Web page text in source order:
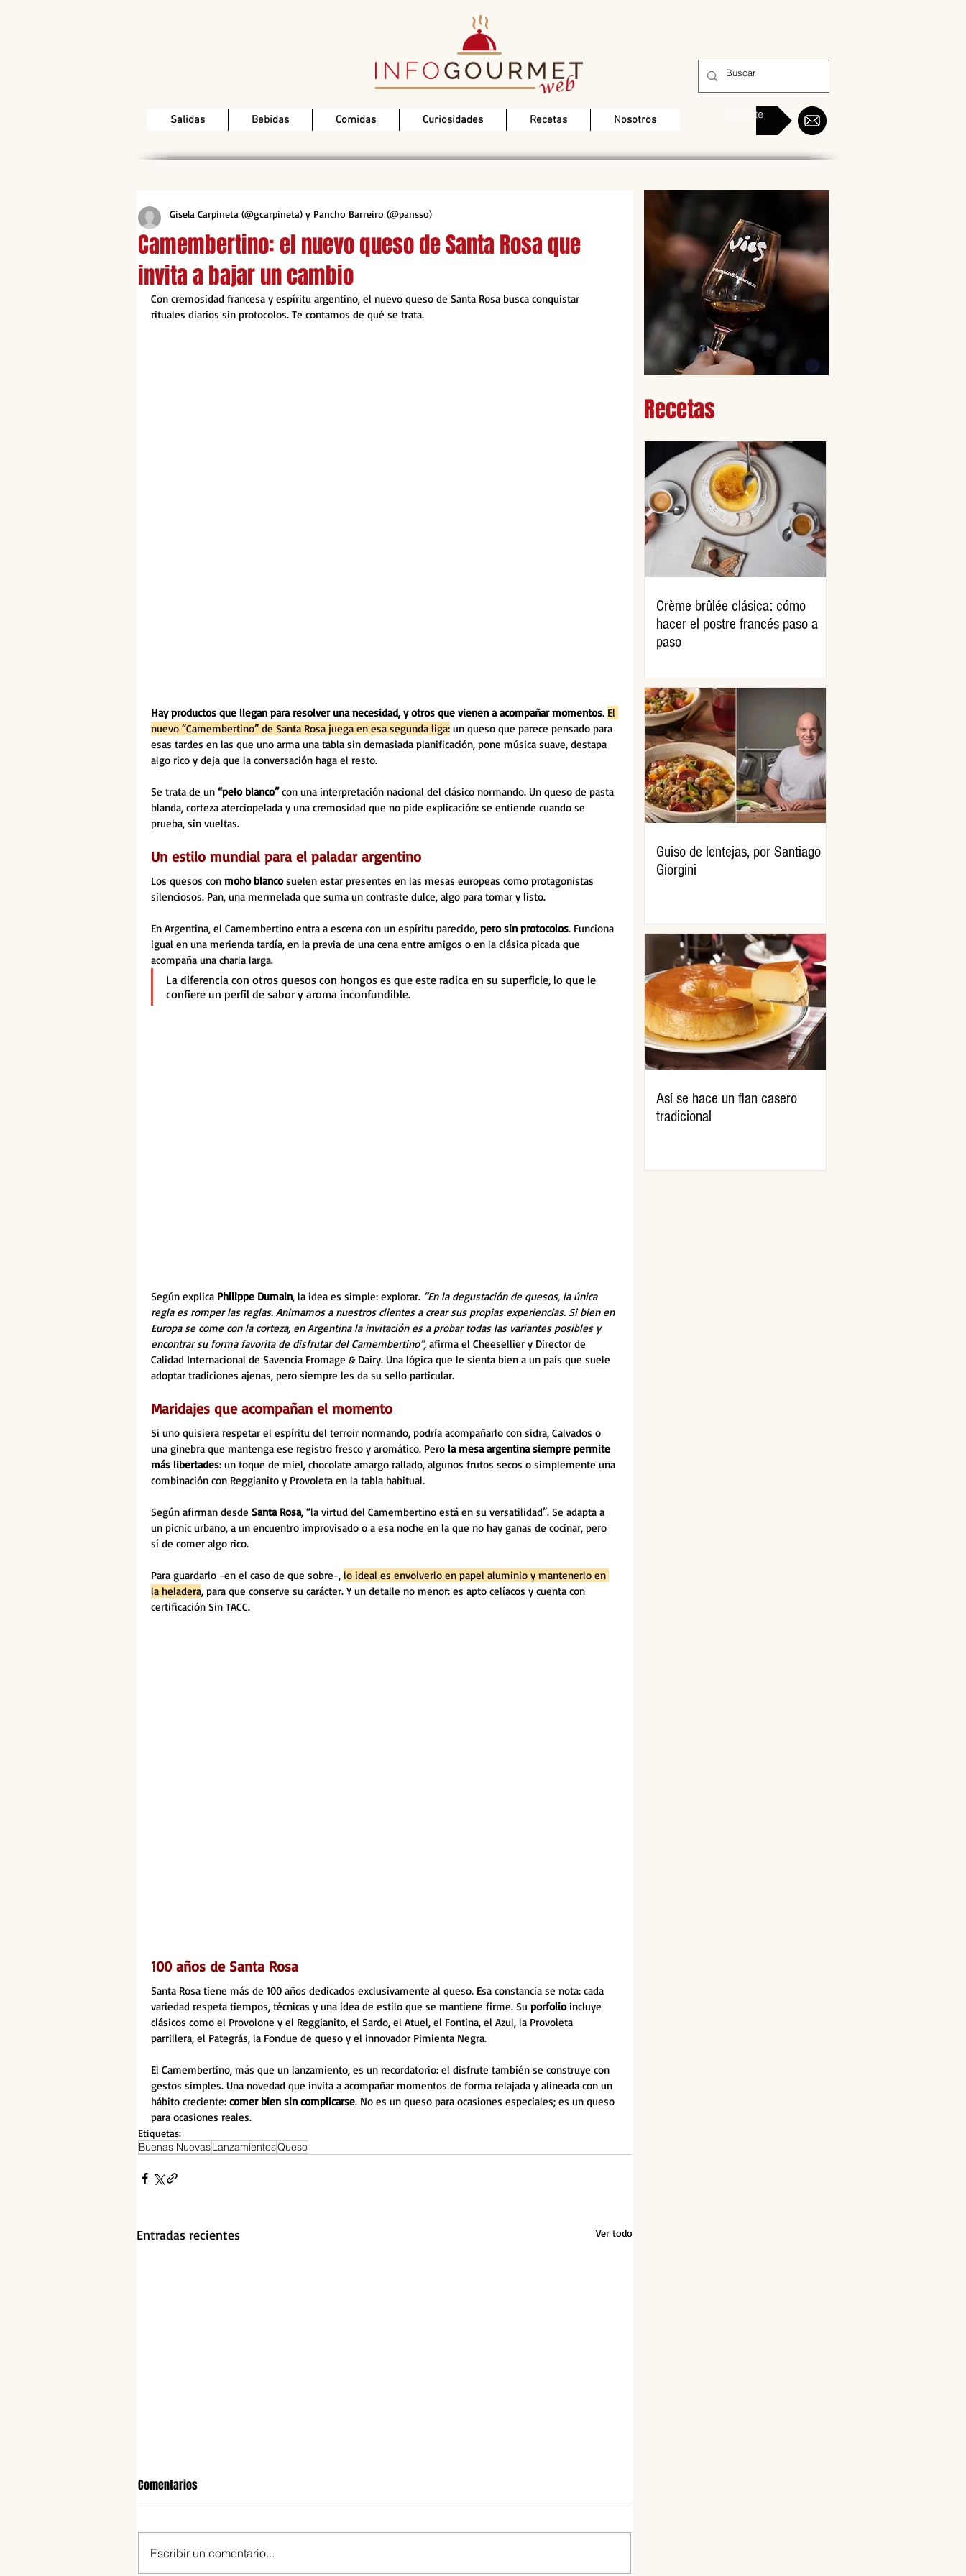
Salidas Bebidas Comidas Curiosidades Recetas Nosotros Sumate
Camembertino: el nuevo queso de Santa Rosa que
invita a bajar un cambio
Gisela Carpineta (@gcarpineta) y Pancho Barreiro (@pansso)
Con cremosidad francesa y espíritu argentino, el nuevo queso de Santa Rosa busca conquistar
rituales diarios sin protocolos. Te contamos de qué se trata.
Hay productos que llegan para resolver una necesidad, y otros que vienen a acompañar momentos. El
nuevo “Camembertino” de Santa Rosa juega en esa segunda liga: un queso que parece pensado para
esas tardes en las que uno arma una tabla sin demasiada planificación, pone música suave, destapa
algo rico y deja que la conversación haga el resto.
Se trata de un “pelo blanco” con una interpretación nacional del clásico normando. Un queso de pasta
blanda, corteza aterciopelada y una cremosidad que no pide explicación: se entiende cuando se
prueba, sin vueltas.
Un estilo mundial para el paladar argentino
Los quesos con moho blanco suelen estar presentes en las mesas europeas como protagonistas
silenciosos. Pan, una mermelada que suma un contraste dulce, algo para tomar y listo.
En Argentina, el Camembertino entra a escena con un espíritu parecido, pero sin protocolos. Funciona
igual en una merienda tardía, en la previa de una cena entre amigos o en la clásica picada que
acompaña una charla larga.
La diferencia con otros quesos con hongos es que este radica en su superficie, lo que le
confiere un perfil de sabor y aroma inconfundible.
Según explica Philippe Dumain, la idea es simple: explorar. “En la degustación de quesos, la única
regla es romper las reglas. Animamos a nuestros clientes a crear sus propias experiencias. Si bien en
Europa se come con la corteza, en Argentina la invitación es a probar todas las variantes posibles y
encontrar su forma favorita de disfrutar del Camembertino”, afirma el Cheesellier y Director de
Calidad Internacional de Savencia Fromage & Dairy. Una lógica que le sienta bien a un país que suele
adoptar tradiciones ajenas, pero siempre les da su sello particular.
Maridajes que acompañan el momento
Si uno quisiera respetar el espíritu del terroir normando, podría acompañarlo con sidra, Calvados o
una ginebra que mantenga ese registro fresco y aromático. Pero la mesa argentina siempre permite
más libertades: un toque de miel, chocolate amargo rallado, algunos frutos secos o simplemente una
combinación con Reggianito y Provoleta en la tabla habitual.
Según afirman desde Santa Rosa, “la virtud del Camembertino está en su versatilidad”. Se adapta a
un picnic urbano, a un encuentro improvisado o a esa noche en la que no hay ganas de cocinar, pero
sí de comer algo rico.
Para guardarlo -en el caso de que sobre-, lo ideal es envolverlo en papel aluminio y mantenerlo en
la heladera, para que conserve su carácter. Y un detalle no menor: es apto celíacos y cuenta con
certificación Sin TACC.
100 años de Santa Rosa
Santa Rosa tiene más de 100 años dedicados exclusivamente al queso. Esa constancia se nota: cada
variedad respeta tiempos, técnicas y una idea de estilo que se mantiene firme. Su porfolio incluye
clásicos como el Provolone y el Reggianito, el Sardo, el Atuel, el Fontina, el Azul, la Provoleta
parrillera, el Pategrás, la Fondue de queso y el innovador Pimienta Negra.
El Camembertino, más que un lanzamiento, es un recordatorio: el disfrute también se construye con
gestos simples. Una novedad que invita a acompañar momentos de forma relajada y alineada con un
hábito creciente: comer bien sin complicarse. No es un queso para ocasiones especiales; es un queso
para ocasiones reales.
Etiquetas:
Buenas NuevasLanzamientosQueso
Entradas recientes Ver todo
Comentarios
Escribir un comentario...
Recetas
Crème brûlée clásica: cómo
hacer el postre francés paso a
paso
Guiso de lentejas, por Santiago
Giorgini
Así se hace un flan casero
tradicional